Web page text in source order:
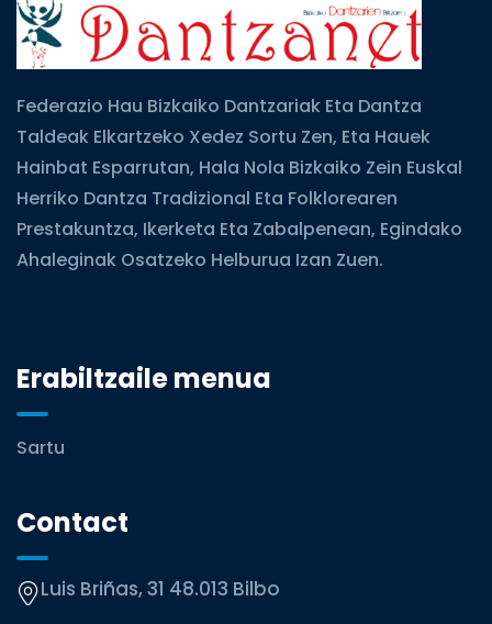
Federazio Hau Bizkaiko Dantzariak Eta Dantza
Taldeak Elkartzeko Xedez Sortu Zen, Eta Hauek
Hainbat Esparrutan, Hala Nola Bizkaiko Zein Euskal
Herriko Dantza Tradizional Eta Folklorearen
Prestakuntza, Ikerketa Eta Zabalpenean, Egindako
Ahaleginak Osatzeko Helburua Izan Zuen.
Erabiltzaile menua
Sartu
Contact
Luis Briñas, 31 48.013 Bilbo